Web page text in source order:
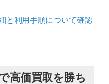
と利用手順について確認
高価買取を勝ち